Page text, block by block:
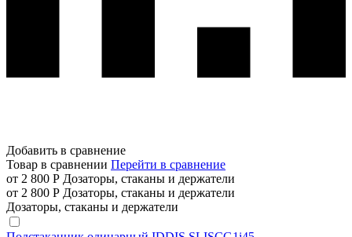
Добавить в сравнение
Товар в сравнении Перейти в сравнение
от 2 800 Р Дозаторы, стаканы и держатели
от 2 800 Р Дозаторы, стаканы и держатели
Дозаторы, стаканы и держатели